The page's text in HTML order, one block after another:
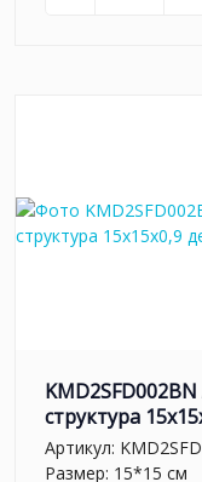
структура
Артикул:
Размер: 15*15 см